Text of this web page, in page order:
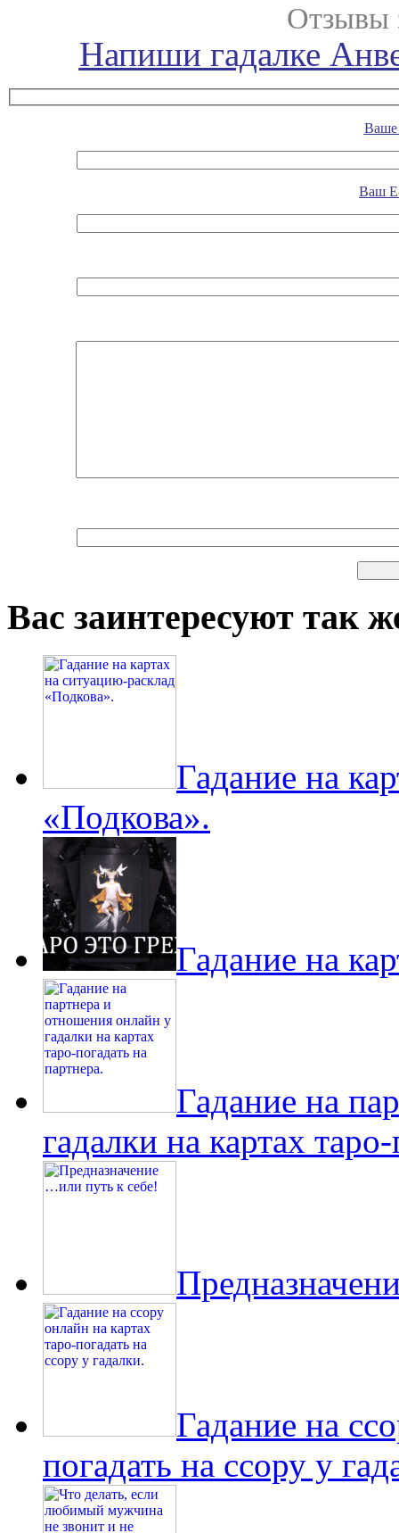
Отзывы
Напиши гадалке
Ваше
Ваш
Вас заинтересуют так
Гадание на
«Подкова».
Гадание на
Гадание на
гадалки на картах
Гадание на
погадать на ссору у